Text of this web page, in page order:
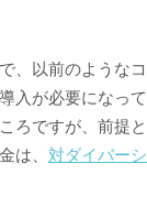
、以前のような
入が必要になっ
ろですが、前提
は、 対ダイバー